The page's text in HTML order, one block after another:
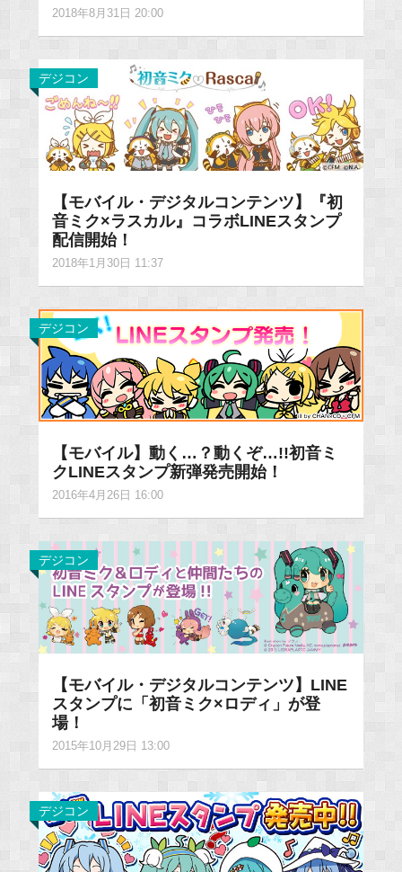
2018年8月31日 20:00
デジコン
【モバイル・デジタルコンテンツ】『初
音ミク×ラスカル』コラボLINEスタンプ
配信開始！
2018年1月30日 11:37
デジコン
【モバイル】動く…？動くぞ…!!初音ミ
クLINEスタンプ新弾発売開始！
2016年4月26日 16:00
デジコン
【モバイル・デジタルコンテンツ】LINE
スタンプに「初音ミク×ロディ」が登
場！
2015年10月29日 13:00
デジコン